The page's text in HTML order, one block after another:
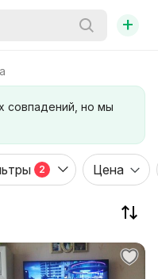
+
совпадений, но мы
2 Цена